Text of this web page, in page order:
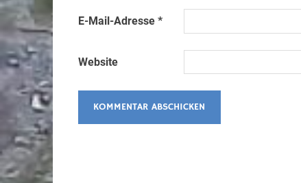
E-Mail-Adresse *
Website